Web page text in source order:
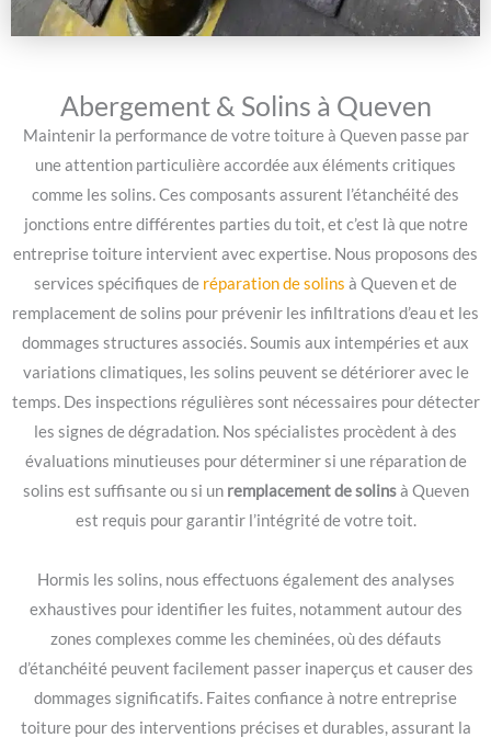
Abergement & Solins à Queven
Maintenir la performance de votre toiture à Queven passe par
une attention particulière accordée aux éléments critiques
comme les solins. Ces composants assurent l’étanchéité des
jonctions entre différentes parties du toit, et c’est là que notre
entreprise toiture intervient avec expertise. Nous proposons des
services spécifiques de réparation de solins à Queven et de
remplacement de solins pour prévenir les infiltrations d’eau et les
dommages structures associés. Soumis aux intempéries et aux
variations climatiques, les solins peuvent se détériorer avec le
temps. Des inspections régulières sont nécessaires pour détecter
les signes de dégradation. Nos spécialistes procèdent à des
évaluations minutieuses pour déterminer si une réparation de
solins est suffisante ou si un remplacement de solinsà Queven
est requis pour garantir l’intégrité de votre toit.
Hormis les solins, nous effectuons également des analyses
exhaustives pour identifier les fuites, notamment autour des
zones complexes comme les cheminées, où des défauts
d’étanchéité peuvent facilement passer inaperçus et causer des
dommages significatifs. Faites confiance à notre entreprise
toiture pour des interventions précises et durables, assurant la